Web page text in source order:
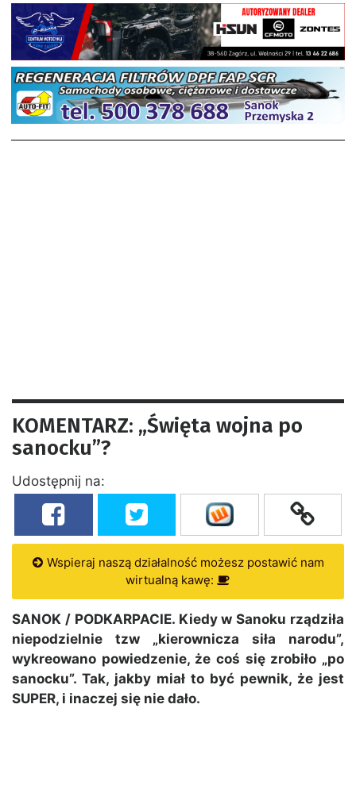
KOMENTARZ: „Święta wojna po
sanocku”?
Udostępnij na:
Wspieraj naszą działalność możesz postawić nam
wirtualną kawę:
SANOK / PODKARPACIE. Kiedy w Sanoku rządziła
niepodzielnie tzw „kierownicza siła narodu”,
wykreowano powiedzenie, że coś się zrobiło „po
sanocku”. Tak, jakby miał to być pewnik, że jest
SUPER, i inaczej się nie dało.